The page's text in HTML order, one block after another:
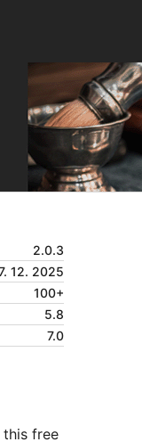
2.0.3
12. 2025
100+
5.8
7.0
this free